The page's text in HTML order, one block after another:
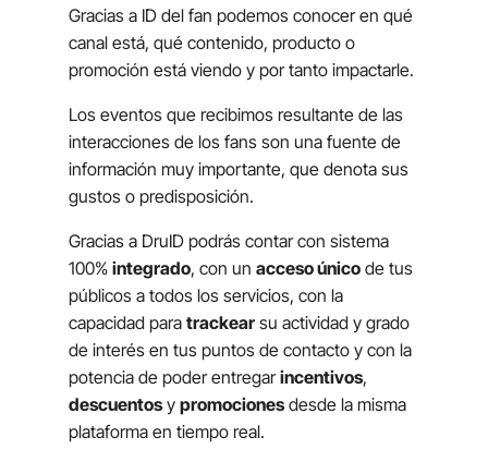
Gracias a ID del fan podemos conocer en qué
canal está, qué contenido, producto o
promoción está viendo y por tanto impactarle.
Los eventos que recibimos resultante de las
interacciones de los fans son una fuente de
información muy importante, que denota sus
gustos o predisposición.
Gracias a DruID podrás contar con sistema
100% integrado, con un acceso únicode tus
públicos a todos los servicios, con la
capacidad para trackearsu actividad y grado
de interés en tus puntos de contacto y con la
potencia de poder entregarincentivos,
descuentosy promocionesdesde la misma
plataforma en tiempo real.